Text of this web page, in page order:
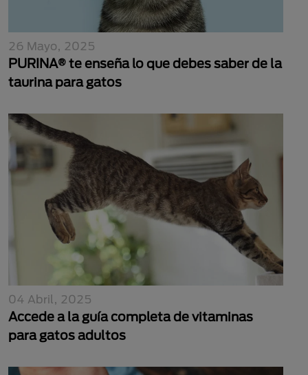
26 Mayo, 2025
PURINA® te enseña lo que debes saber de la
taurina para gatos
04 Abril, 2025
Accede a la guía completa de vitaminas
para gatos adultos